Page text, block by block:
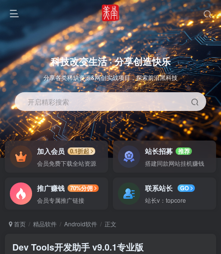
OS教程 SOFT教程
科技改变生活 · 分享创造快乐
分享各类稀缺资源&网创实战项目，探索前沿黑科技
开启精彩搜索
加入会员
0.1折起
会员免费下载全站资源
站长招募
推荐
搭建同款网站挂机赚钱
推广赚钱
70%分佣
会员专属推广链接
联系站长
GO
站长v：topcore
首页 精品软件 Android软件 正文
Dev Tools开发助手 v9.0.1专业版